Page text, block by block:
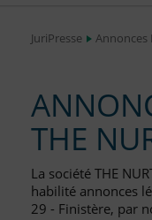
JuriPresse Annonces
THE
La société THE
habilité annonces
29 - Finistère, par